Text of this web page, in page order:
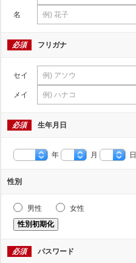
名
必須 フリガナ
セイ
メイ
必須 生年月日
年 月 日
性別
男性
女性
性別初期化
必須 パスワード